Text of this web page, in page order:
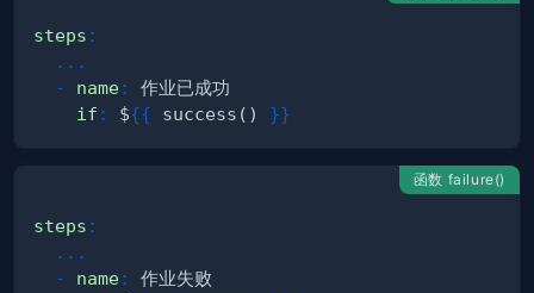
steps :
...
-
name:
if : ${{ success() }}
函数 failure()
steps :
...
-
name: